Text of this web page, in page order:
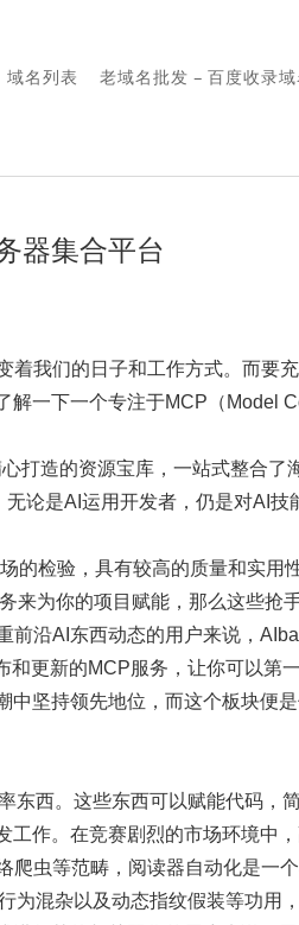
域名列表 老域名批发 – 百度收录域
器集合平台
着我们的日子和工作方式。而要
解一下一个专注于MCP（Model
打造的资源宝库，一站式整合了
论是AI运用开发者，仍是对AI技
的检验，具有较高的质量和实用性
来为你的项目赋能，那么这些抢手
前沿AI东西动态的用户来说，
和更新的MCP服务，让你可以第
中坚持领先地位，而这个板块便
东西。这些东西可以赋能代码，
工作。在竞赛剧烈的市场环境中
爬虫等范畴，阅读器自动化是一
为混杂以及动态指纹假装等功用